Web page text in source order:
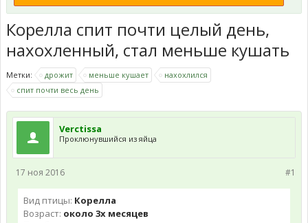
Корелла спит почти целый день,
нахохленный, стал меньше кушать
Метки: дрожит меньше кушает
нахохлился
спит почти весь день
Verctissa
Проклюнувшийся из яйца
#1
17 ноя 2016
Вид птицы: Корелла
Возраст: около 3х месяцев